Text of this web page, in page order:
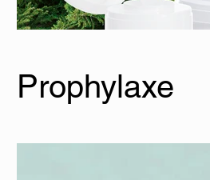
Prophylaxe